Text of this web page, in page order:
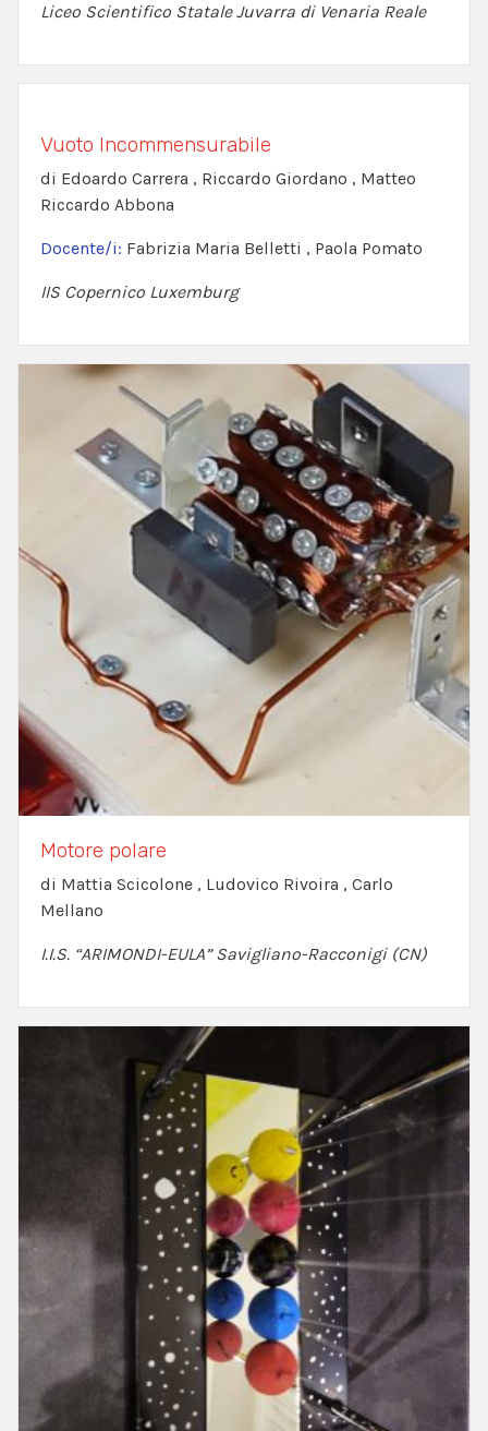
Liceo Scientifico Statale Juvarra di Venaria Reale
Vuoto Incommensurabile
di Edoardo Carrera , Riccardo Giordano , Matteo
Riccardo Abbona
Docente/i: Fabrizia Maria Belletti , Paola Pomato
IIS Copernico Luxemburg
Motore polare
di Mattia Scicolone , Ludovico Rivoira , Carlo
Mellano
I.I.S. “ARIMONDI-EULA” Savigliano-Racconigi (CN)